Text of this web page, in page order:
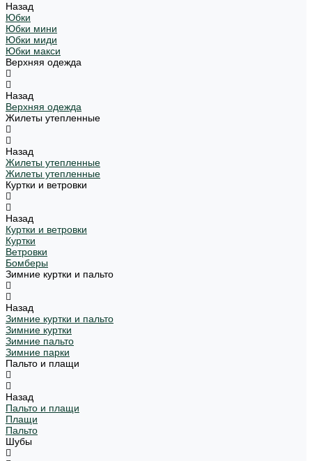
Назад
Юбки
Юбки мини
Юбки миди
Юбки макси
Верхняя одежда
Назад
Верхняя одежда
Жилеты утепленные
Назад
Жилеты утепленные
Жилеты утепленные
Куртки и ветровки
Назад
Куртки и ветровки
Куртки
Ветровки
Бомберы
Зимние куртки и пальто
Назад
Зимние куртки и пальто
Зимние куртки
Зимние пальто
Зимние парки
Пальто и плащи
Назад
Пальто и плащи
Плащи
Пальто
Шубы